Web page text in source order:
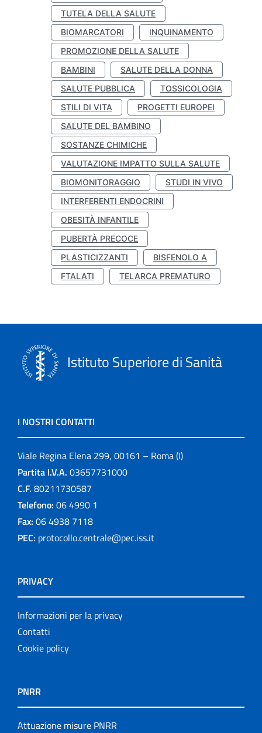
TUTELA DELLA SALUTE
BIOMARCATORI
INQUINAMENTO
PROMOZIONE DELLA SALUTE
BAMBINI
SALUTE DELLA DONNA
SALUTE PUBBLICA
TOSSICOLOGIA
STILI DI VITA
PROGETTI EUROPEI
SALUTE DEL BAMBINO
SOSTANZE CHIMICHE
VALUTAZIONE IMPATTO SULLA SALUTE
BIOMONITORAGGIO
STUDI IN VIVO
INTERFERENTI ENDOCRINI
OBESITÀ INFANTILE
PUBERTÀ PRECOCE
PLASTICIZZANTI
BISFENOLO A
FTALATI
TELARCA PREMATURO
Istituto Superiore di Sanità
I NOSTRI CONTATTI
Viale Regina Elena 299, 00161 – Roma (I)
Partita I.V.A. 03657731000
C.F. 80211730587
Telefono: 06 4990 1
Fax: 06 4938 7118
PEC: protocollo.centrale@pec.iss.it
PRIVACY
Informazioni per la privacy
Contatti
Cookie policy
PNRR
Attuazione misure PNRR